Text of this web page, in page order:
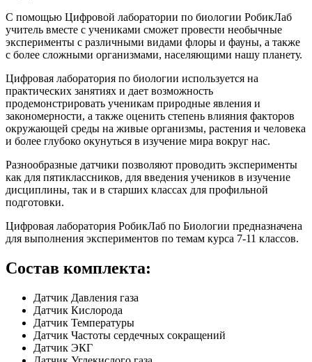
С помощью Цифровой лаборатории по биологии РобикЛаб
учитель вместе с учениками сможет провести необычные
эксперименты с различными видами флоры и фауны, а также
с более сложными организмами, населяющими нашу планету.
Цифровая лаборатория по биологии используется на
практических занятиях и дает возможность
продемонстрировать ученикам природные явления и
закономерности, а также оценить степень влияния факторов
окружающей среды на живые организмы, растения и человека
и более глубоко окунуться в изучение мира вокруг нас.
Разнообразные датчики позволяют проводить эксперименты
как для пятиклассников, для введения учеников в изучение
дисциплины, так и в старших классах для профильной
подготовки.
Цифровая лаборатория РобикЛаб по Биологии предназначена
для выполнения экспериментов по темам курса 7-11 классов.
Состав комплекта:
Датчик Давления газа
Датчик Кислорода
Датчик Температуры
Датчик Частоты сердечных сокращений
Датчик ЭКГ